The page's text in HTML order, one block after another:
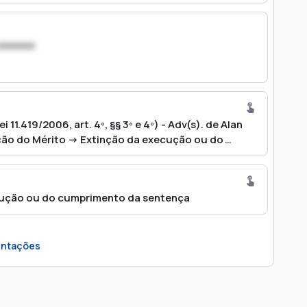
2006, art. 4º, §§ 3º e 4º) - Adv(s). de Alan
do Mérito -> Extinção da execução ou do
ou do cumprimento da sentença